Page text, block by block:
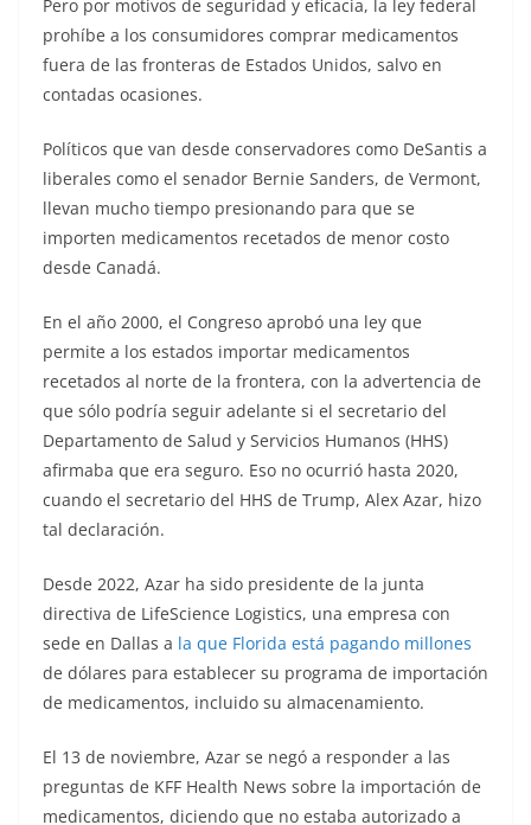
Pero por motivos de seguridad y eficacia, la ley federal
prohíbe a los consumidores comprar medicamentos
fuera de las fronteras de Estados Unidos, salvo en
contadas ocasiones.
Políticos que van desde conservadores como DeSantis a
liberales como el senador Bernie Sanders, de Vermont,
llevan mucho tiempo presionando para que se
importen medicamentos recetados de menor costo
desde Canadá.
En el año 2000, el Congreso aprobó una ley que
permite a los estados importar medicamentos
recetados al norte de la frontera, con la advertencia de
que sólo podría seguir adelante si el secretario del
Departamento de Salud y Servicios Humanos (HHS)
afirmaba que era seguro. Eso no ocurrió hasta 2020,
cuando el secretario del HHS de Trump, Alex Azar, hizo
tal declaración.
Desde 2022, Azar ha sido presidente de la junta
directiva de LifeScience Logistics, una empresa con
sede en Dallas a la que Florida está pagando millones
de dólares para establecer su programa de importación
de medicamentos, incluido su almacenamiento.
El 13 de noviembre, Azar se negó a responder a las
preguntas de KFF Health News sobre la importación de
medicamentos, diciendo que no estaba autorizado a